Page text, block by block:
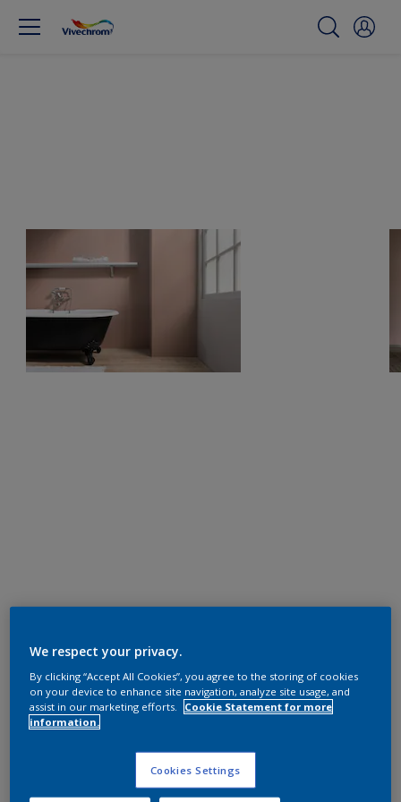
We respect your privacy.
By clicking “Accept All Cookies”, you agree to the storing of cookies
on your device to enhance site navigation, analyze site usage, and
assist in our marketing efforts.
Cookie Statement for more
information.
Cookies Settings